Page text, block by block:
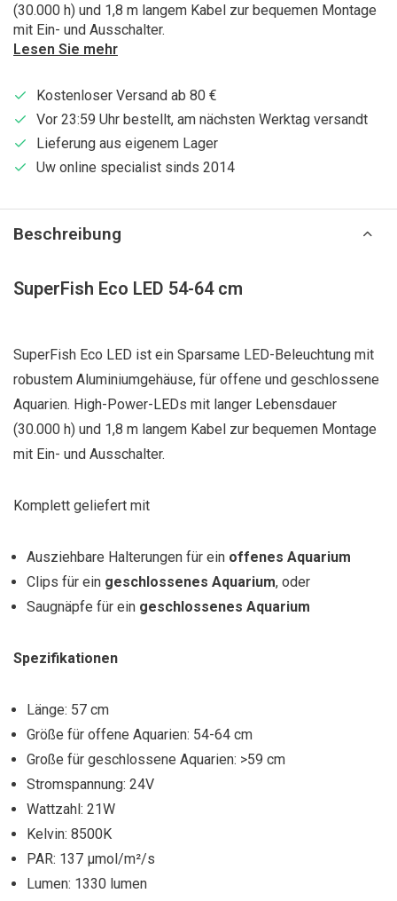
(30.000 h) und 1,8 m langem Kabel zur bequemen Montage
mit Ein- und Ausschalter.
Lesen Sie mehr
Kostenloser Versand ab 80 €
Vor 23:59 Uhr bestellt, am nächsten Werktag versandt
Lieferung aus eigenem Lager
Uw online specialist sinds 2014
Beschreibung
SuperFish Eco LED 54-64 cm
SuperFish Eco LED ist ein Sparsame LED-Beleuchtung mit
robustem Aluminiumgehäuse, für offene und geschlossene
Aquarien. High-Power-LEDs mit langer Lebensdauer
(30.000 h) und 1,8 m langem Kabel zur bequemen Montage
mit Ein- und Ausschalter.
Komplett geliefert mit
Ausziehbare Halterungen für ein offenes Aquarium
Clips für ein geschlossenes Aquarium, oder
Saugnäpfe für ein geschlossenes Aquarium
Spezifikationen
Länge: 57 cm
Größe für offene Aquarien: 54-64 cm
Große für geschlossene Aquarien: >59 cm
Stromspannung: 24V
Wattzahl: 21W
Kelvin: 8500K
PAR: 137 µmol/m²/s
Lumen: 1330 lumen